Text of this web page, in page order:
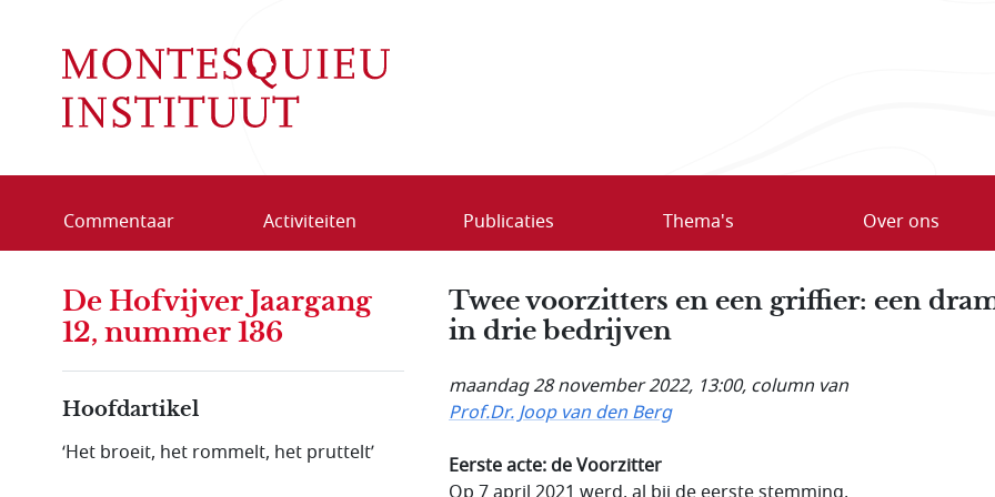
Commentaar Activiteiten Publicaties Thema's Over ons
Twee voorzitters en een griffier: een
in drie bedrijven
maandag 28 november 2022, 13:00, column van
Prof.Dr. Joop van den Berg
Eerste acte: deVoorzitter
De Hofvijver Jaargang
12, nummer 136
Hoofdartikel
‘Het broeit, het rommelt, het pruttelt’